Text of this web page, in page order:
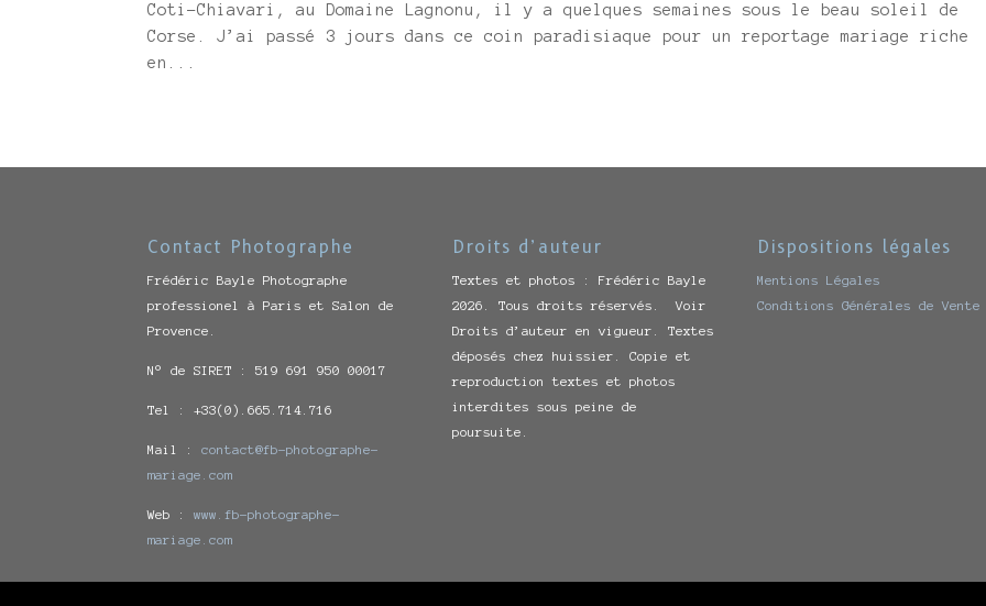
Coti-Chiavari, au Domaine Lagnonu, il y a quelques semaines sous le beau soleil de
Corse. J’ai passé 3 jours dans ce coin paradisiaque pour un reportage mariage riche
en...
Contact Photographe
Frédéric Bayle Photographe
professionel à Paris et Salon de
Provence.
N° de SIRET : 519 691 950 00017
Tel : +33(0).665.714.716
Mail :contact@fb-photographe-
mariage.com
Web :www.fb-photographe-
mariage.com
Droits d’auteur
Textes et photos : Frédéric Bayle
2026. Tous droits réservés. Voir
Droits d’auteur en vigueur. Textes
déposés chez huissier. Copie et
reproduction textes et photos
interdites sous peine de
poursuite.
Dispositions légales
Mentions Légales
Conditions Générales de Vente